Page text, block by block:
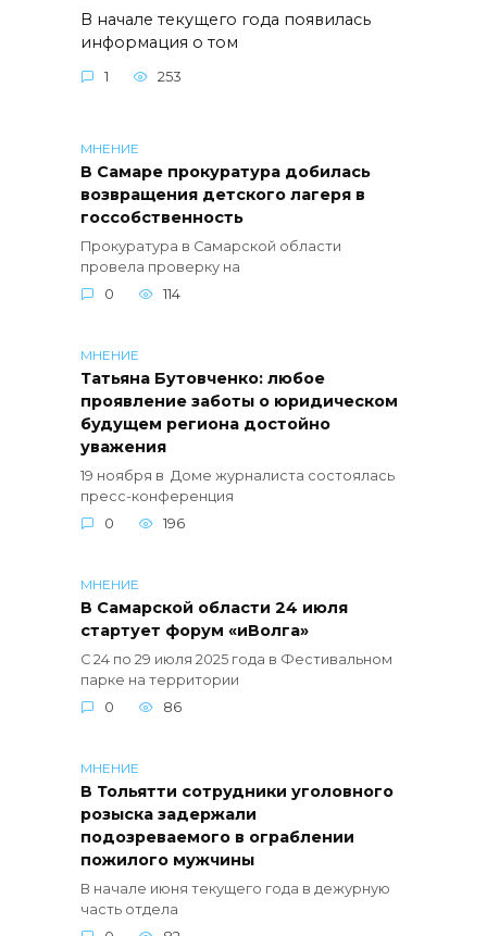
В начале текущего года появилась
информация о том
1 253
МНЕНИЕ
В Самаре прокуратура добилась
возвращения детского лагеря в
госсобственность
Прокуратура в Самарской области
провела проверку на
0
114
МНЕНИЕ
Татьяна Бутовченко: любое
проявление заботы о юридическом
будущем региона достойно
уважения
19 ноября в Доме журналиста состоялась
пресс-конференция
0
196
МНЕНИЕ
В Самарской области 24 июля
стартует форум «иВолга»
С 24 по 29 июля 2025 года в Фестивальном
парке на территории
0
86
МНЕНИЕ
В Тольятти сотрудники уголовного
розыска задержали
подозреваемого в ограблении
пожилого мужчины
В начале июня текущего года в дежурную
часть отдела